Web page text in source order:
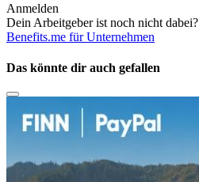
Anmelden
Dein Arbeitgeber ist noch nicht dabei?
Benefits.me für Unternehmen
Das könnte dir auch gefallen